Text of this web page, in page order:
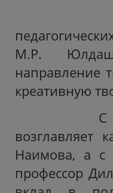
С 2000
М.Р.
направление
креативную
С
возглавляет
Наимова, а с
профессор